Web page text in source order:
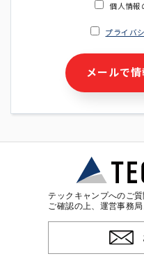
・ご請求された資料の送付
・本サービス及び本サービ
サービス又は商品等の広告
・個人(法人の場合は担当者
計情報の作成および利用
※上記の利用目的に基づい
4. 個人情報の第三者提供
個人情報
プライバ
メールで
テックキャンプへのご
ご確認の上、運営事務